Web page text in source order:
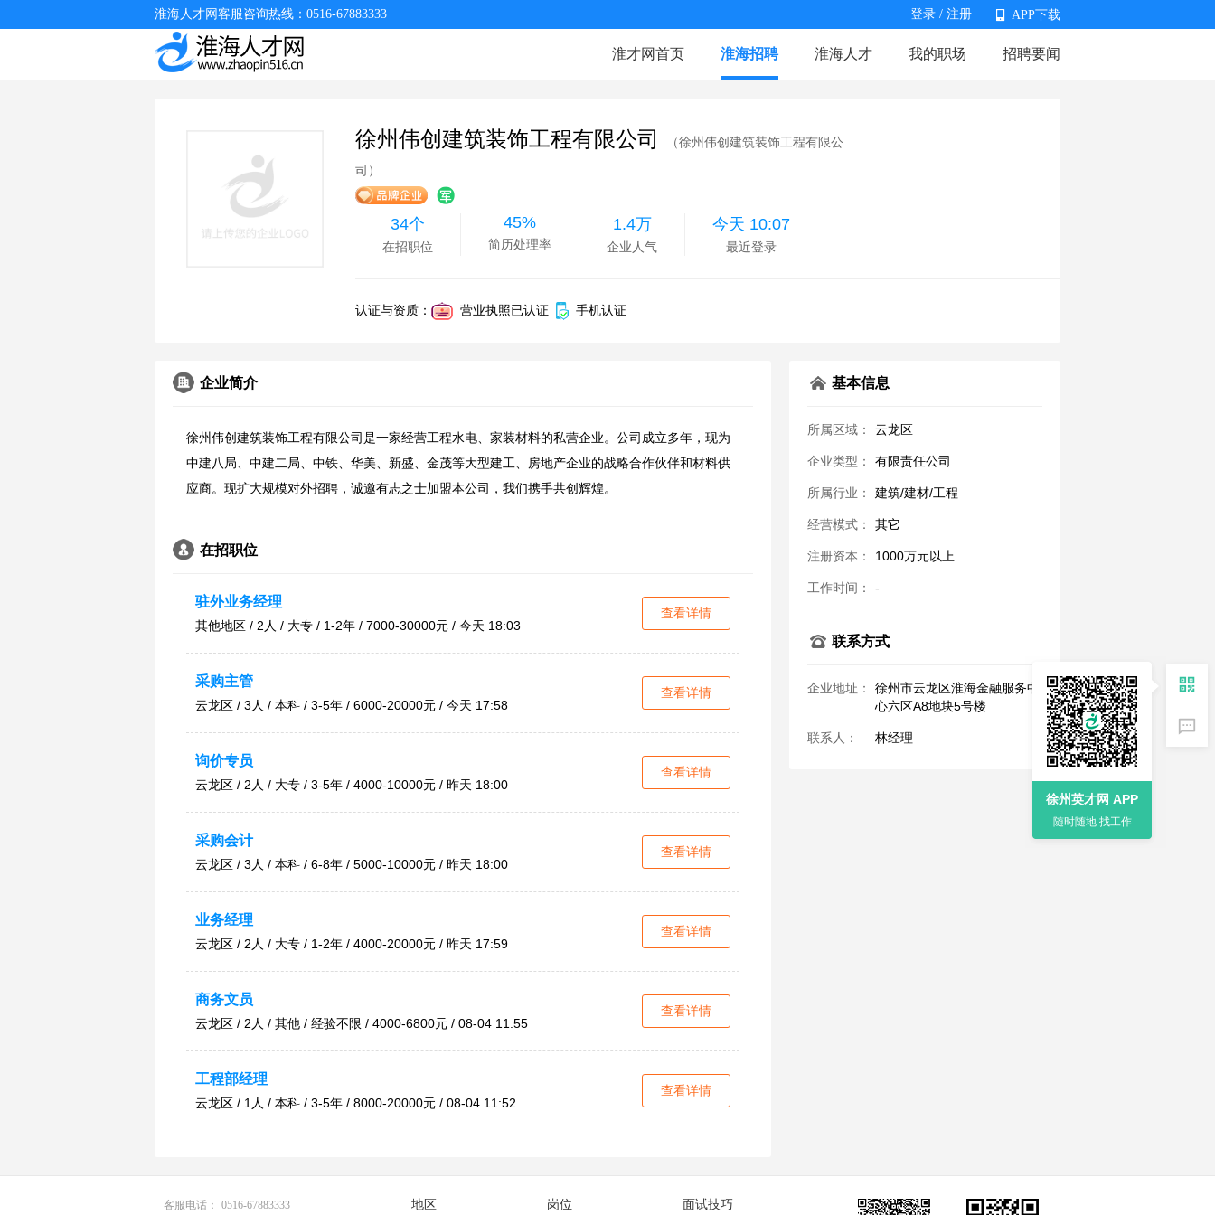
淮海人才网客服咨询热线：0516-67883333 APP下载
登录 / 注册
淮才网首页 淮海招聘 淮海人才 我的职场 招聘要闻
徐州伟创建筑装饰工程有限公司
（徐州伟创建筑装饰工程有限公
司）
34个
在招职位
45%
简历处理率
1.4万
企业人气
今天 10:07
最近登录
认证与资质： 营业执照已认证 手机认证
企业简介
徐州伟创建筑装饰工程有限公司是一家经营工程水电、家装材料的私营企业。公司成立多年，现为
中建八局、中建二局、中铁、华美、新盛、金茂等大型建工、房地产企业的战略合作伙伴和材料供
应商。现扩大规模对外招聘，诚邀有志之士加盟本公司，我们携手共创辉煌。
在招职位
驻外业务经理
其他地区 / 2人 / 大专 / 1-2年 / 7000-30000元 / 今天 18:03
查看详情
采购主管
云龙区 / 3人 / 本科 / 3-5年 / 6000-20000元 / 今天 17:58
查看详情
询价专员
云龙区 / 2人 / 大专 / 3-5年 / 4000-10000元 / 昨天 18:00
查看详情
采购会计
云龙区 / 3人 / 本科 / 6-8年 / 5000-10000元 / 昨天 18:00
查看详情
业务经理
云龙区 / 2人 / 大专 / 1-2年 / 4000-20000元 / 昨天 17:59
查看详情
商务文员
云龙区 / 2人 / 其他 / 经验不限 / 4000-6800元 / 08-04 11:55
查看详情
工程部经理
云龙区 / 1人 / 本科 / 3-5年 / 8000-20000元 / 08-04 11:52
查看详情
基本信息
所属区域： 云龙区
企业类型： 有限责任公司
所属行业： 建筑/建材/工程
经营模式： 其它
注册资本： 1000万元以上
工作时间： -
联系方式
企业地址：
徐州市云龙区淮海金融服务中
心六区A8地块5号楼
联系人： 林经理
客服电话： 0516-67883333 地区 岗位 面试技巧
徐州英才网 APP
随时随地 找工作